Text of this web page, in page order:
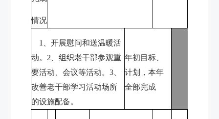
情况
1
、开展慰问和送温暖活
动。 2 、组织老干部参观重
要活动、会议等活动。3
改善老干部学习活动场所
的设施配备。
年初目标、
计划，本年
全部完成